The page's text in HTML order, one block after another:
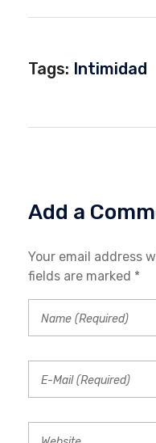
Tags: Intimidad
Add a
Your email address
fields are marked *